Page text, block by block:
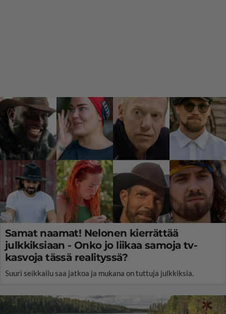
Samat naamat! Nelonen kierrättää
julkkiksiaan - Onko jo liikaa samoja tv-
kasvoja tässä realityssä?
Suuri seikkailu saa jatkoa ja mukana on tuttuja julkkiksia.